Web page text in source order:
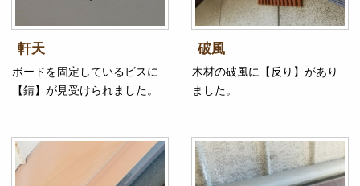
軒天
ボードを固定しているビスに
【錆】が見受けられました。
破風
木材の破風に【反り】があり
ました。